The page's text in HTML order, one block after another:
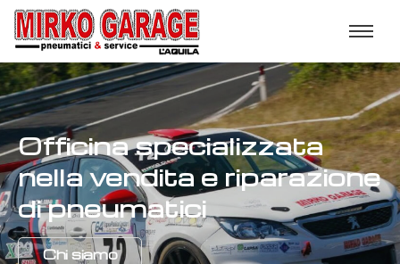
Officina specializzata
nella vendita e riparazione
di pneumatici
Chi siamo